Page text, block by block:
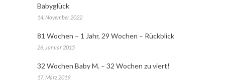
Babyglück
14. November 2022
81 Wochen – 1 Jahr, 29 Wochen – Rückblick
26. Januar 2015
32 Wochen Baby M. – 32 Wochen zu viert!
17. März 2019